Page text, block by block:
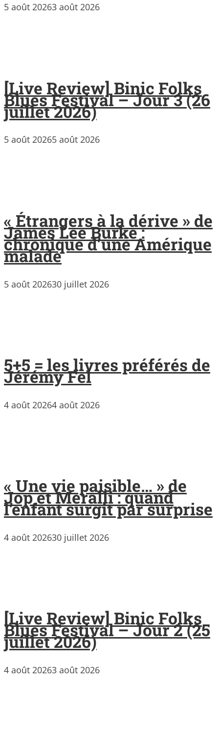
5 août 20263 août 2026
[Live Review] Binic Folks
Blues Festival – Jour 3 (26
juillet 2026)
5 août 20265 août 2026
« Étrangers à la dérive » de
James Lee Burke :
chronique d’une Amérique
malade
5 août 202630 juillet 2026
5+5 = les livres préférés de
Jérémy Fel
4 août 20264 août 2026
« Une vie paisible… » de
Jop et Meralli : quand
l’enfant surgit par surprise
4 août 202630 juillet 2026
[Live Review] Binic Folks
Blues Festival – Jour 2 (25
juillet 2026)
4 août 20263 août 2026